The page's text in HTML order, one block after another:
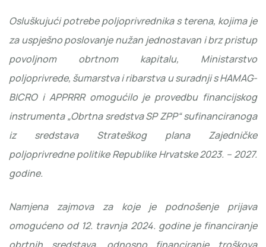
Osluškujući potrebe poljoprivrednika s terena, kojima je
za uspješno poslovanje nužan jednostavan i brz pristup
povoljnom obrtnom kapitalu, Ministarstvo
poljoprivrede, šumarstva i ribarstva u suradnji s HAMAG-
BICRO i APPRRR omogućilo je provedbu financijskog
instrumenta „Obrtna sredstva SP ZPP“ sufinanciranoga
iz sredstava Strateškog plana Zajedničke
poljoprivredne politike Republike Hrvatske 2023. – 2027.
godine.
Namjena zajmova za koje je podnošenje prijava
omogućeno od 12. travnja 2024. godine je financiranje